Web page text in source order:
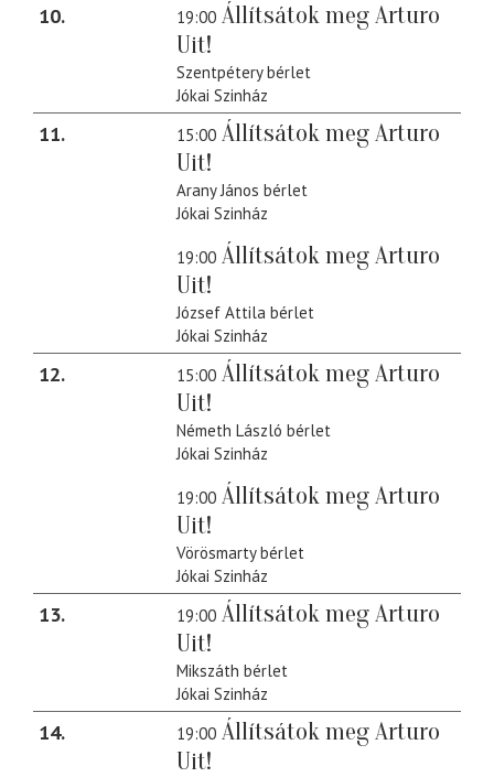
10
19:00 Állítsátok meg Arturo
Uit!
Szentpétery bérlet
Jókai Szinház
11 15:00 Állítsátok meg Arturo
Uit!
Arany János bérlet
Jókai Szinház
19:00 Állítsátok meg Arturo
Uit!
József Attila bérlet
Jókai Szinház
12 15:00 Állítsátok meg Arturo
Uit!
Németh László bérlet
Jókai Szinház
19:00 Állítsátok meg Arturo
Uit!
Vörösmarty bérlet
Jókai Szinház
13 19:00 Állítsátok meg Arturo
Uit!
Mikszáth bérlet
Jókai Szinház
14 19:00 Állítsátok meg Arturo
Uit!